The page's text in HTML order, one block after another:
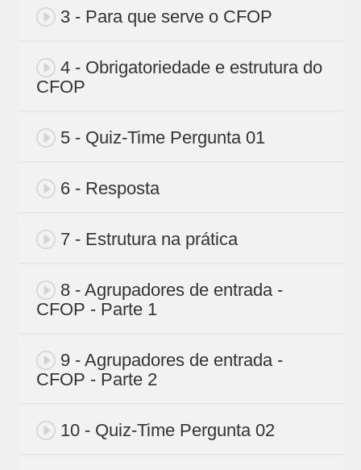
3 - Para que serve o CFOP
4 - Obrigatoriedade e estrutura do
CFOP
5 - Quiz-Time Pergunta 01
6 - Resposta
7 - Estrutura na prática
8 - Agrupadores de entrada -
CFOP - Parte 1
9 - Agrupadores de entrada -
CFOP - Parte 2
10 - Quiz-Time Pergunta 02